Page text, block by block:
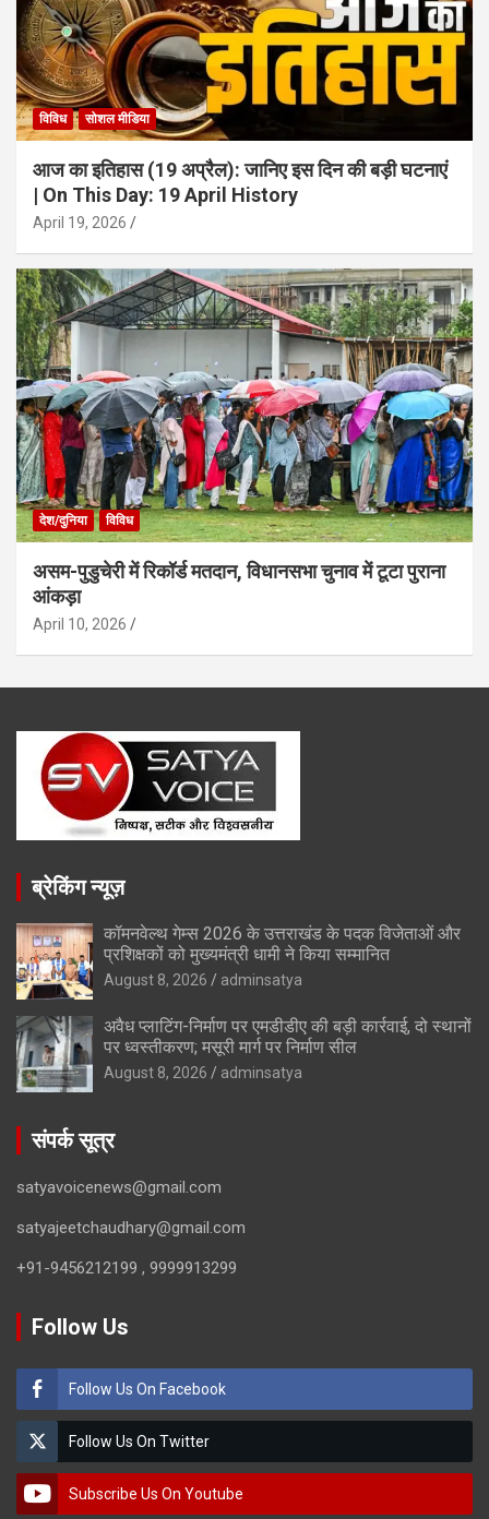
विविध सोशल मीडिया
आज का इतिहास (19 अप्रैल): जानिए इस दिन की बड़ी घटनाएं
| On This Day: 19 April History
April 19, 2026
देश/दुनिया विविध
असम-पुडुचेरी में रिकॉर्ड मतदान, विधानसभा चुनाव में टूटा पुराना
आंकड़ा
April 10, 2026
ब्रेकिंग न्यूज़
कॉमनवेल्थ गेम्स 2026 के उत्तराखंड के पदक विजेताओं और
प्रशिक्षकों को मुख्यमंत्री धामी ने किया सम्मानित
August 8, 2026 adminsatya
अवैध प्लाटिंग-निर्माण पर एमडीडीए की बड़ी कार्रवाई, दो स्थानों
पर ध्वस्तीकरण; मसूरी मार्ग पर निर्माण सील
August 8, 2026 adminsatya
संपर्क सूत्र
satyavoicenews@gmail.com
satyajeetchaudhary@gmail.com
+91-9456212199 , 9999913299
Follow Us
Follow Us On Facebook
Follow Us On Twitter
Subscribe Us On Youtube